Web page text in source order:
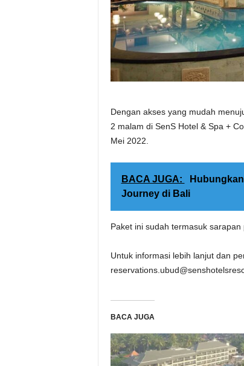
Dengan akses yang mudah
2 malam di SenS Hotel & Spa +
Mei 2022.
BACA JUGA:
Journey di Bali
Paket ini sudah termasuk
Untuk informasi lebih lanjut dan
BACA JUGA